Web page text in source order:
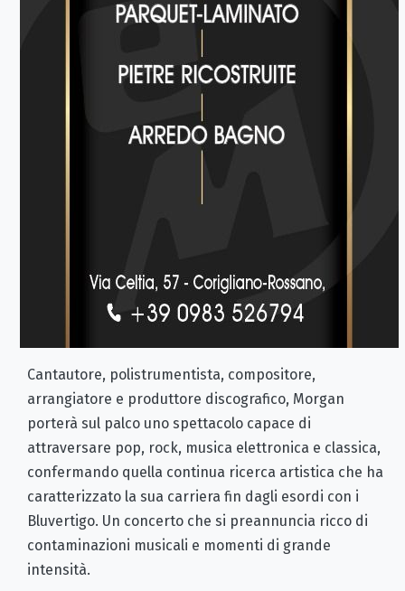
Cantautore, polistrumentista, compositore,
arrangiatore e produttore discografico, Morgan
porterà sul palco uno spettacolo capace di
attraversare pop, rock, musica elettronica e classica,
confermando quella continua ricerca artistica che ha
caratterizzato la sua carriera fin dagli esordi con i
Bluvertigo. Un concerto che si preannuncia ricco di
contaminazioni musicali e momenti di grande
intensità.